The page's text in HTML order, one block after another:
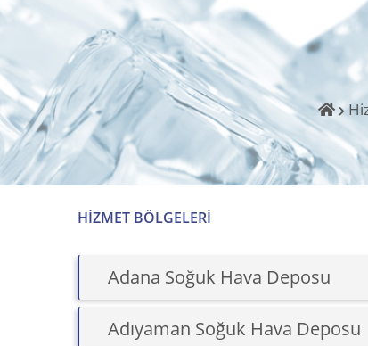
HIZMET BÖLGELERI
Adana Soğuk Hava Deposu
Adıyaman Soğuk Hava Deposu